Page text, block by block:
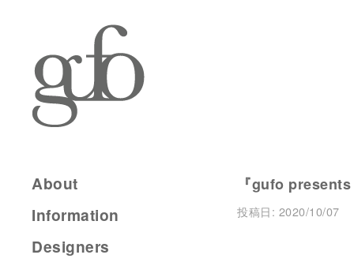
『gufo
投稿日: 2020/10/07
About
Information
Designers